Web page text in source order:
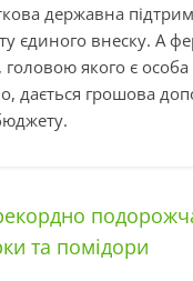
державна
єдиного внеску. А
головою якого є
дається грошова
та помідори